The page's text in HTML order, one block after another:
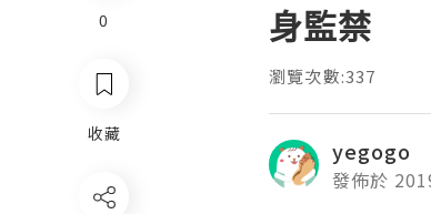
身監禁
瀏覽次數:337
yegogo
發佈於
0
收藏